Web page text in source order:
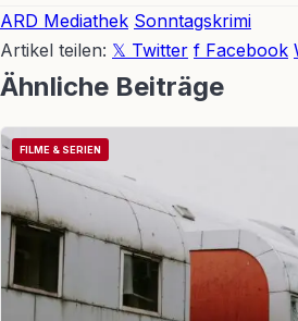
ARD Mediathek Sonntagskrimi
Artikel teilen: 𝕏 Twitter f Facebook
Ähnliche Beiträge
FILME & SERIEN